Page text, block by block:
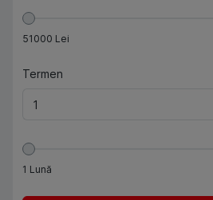
51000 Lei
Termen
1 Lună